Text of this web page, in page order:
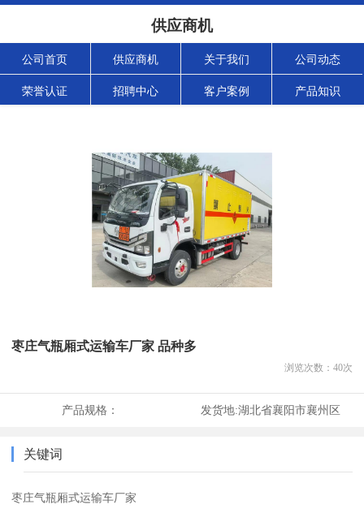
供应商机
公司首页 供应商机 关于我们 公司动态
荣誉认证 招聘中心 客户案例 产品知识
枣庄气瓶厢式运输车厂家 品种多
浏览次数： 40次
产品规格： 发货地:湖北省襄阳市襄州区
关键词
枣庄气瓶厢式运输车厂家